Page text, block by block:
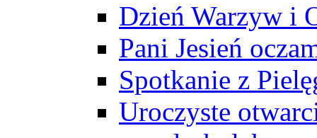
Dzień Warzyw i
Pani Jesień
Spotkanie z
Uroczyste